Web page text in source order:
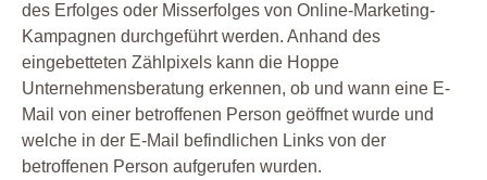
des Erfolges oder Misserfolges von Online-Marketing-
Kampagnen durchgeführt werden. Anhand des
eingebetteten Zählpixels kann die Hoppe
Unternehmensberatung erkennen, ob und wann eine E-
Mail von einer betroffenen Person geöffnet wurde und
welche in der E-Mail befindlichen Links von der
betroffenen Person aufgerufen wurden.